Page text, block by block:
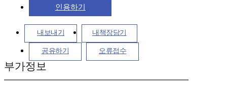
인용하기
내보내기 내책장담기
공유하기 오류접수
부가정보